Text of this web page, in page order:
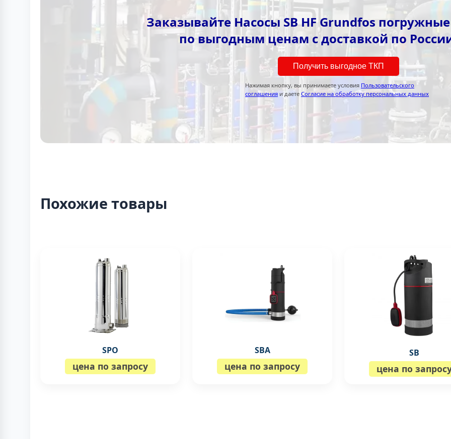
Заказывайте Насосы SB HF Grundfos
по выгодным ценам с доставкой по
Получить выгодное ТКП
Нажимая кнопку, вы принимаете условия Пользовательского
соглашения и даете Согласие на обработку персональных данных
Похожие товары
SPO
цена по запросу
SBA
цена по запросу
SB
цена по